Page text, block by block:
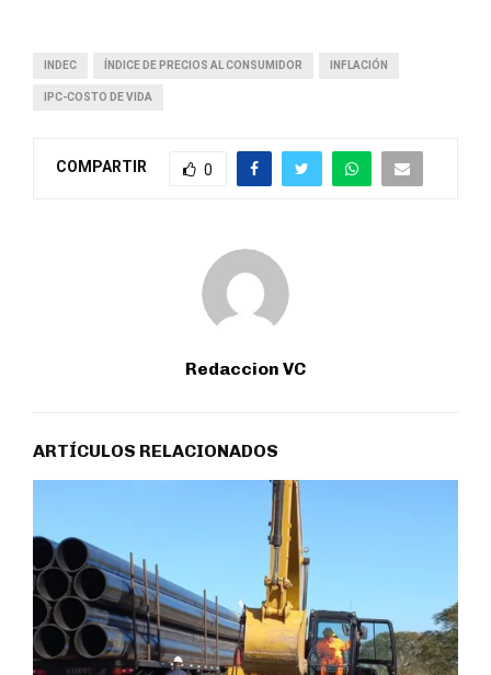
INDEC ÍNDICE DE PRECIOS AL CONSUMIDOR INFLACIÓN
IPC-COSTO DE VIDA
COMPARTIR 0
Redaccion VC
ARTÍCULOS RELACIONADOS